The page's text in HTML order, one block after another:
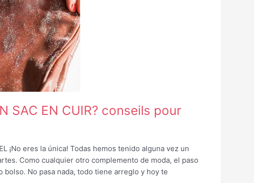
SAC EN CUIR? conseils pour
¡No eres la única! Todas hemos tenido alguna vez un
Como cualquier otro complemento de moda, el paso
No pasa nada, todo tiene arreglo y hoy te